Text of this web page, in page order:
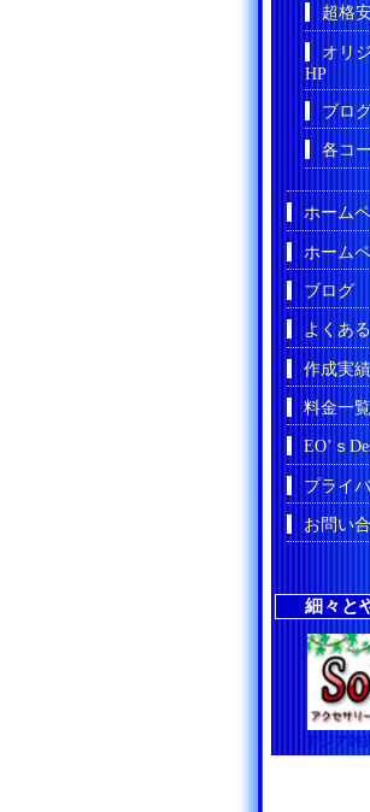
超格
オリ
HP
ブロ
各コ
ホーム
ホーム
ブログ
よくあ
作成実績
料金一覧
EO’ｓ
プライ
お問い
細々と
アジア雑